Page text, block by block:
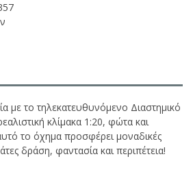
με το τηλεκατευθυνόμενο Διαστημικό
κλίμακα 1:20, φώτα και
το όχημα προσφέρει μοναδικές
δράση, φαντασία και περιπέτεια!